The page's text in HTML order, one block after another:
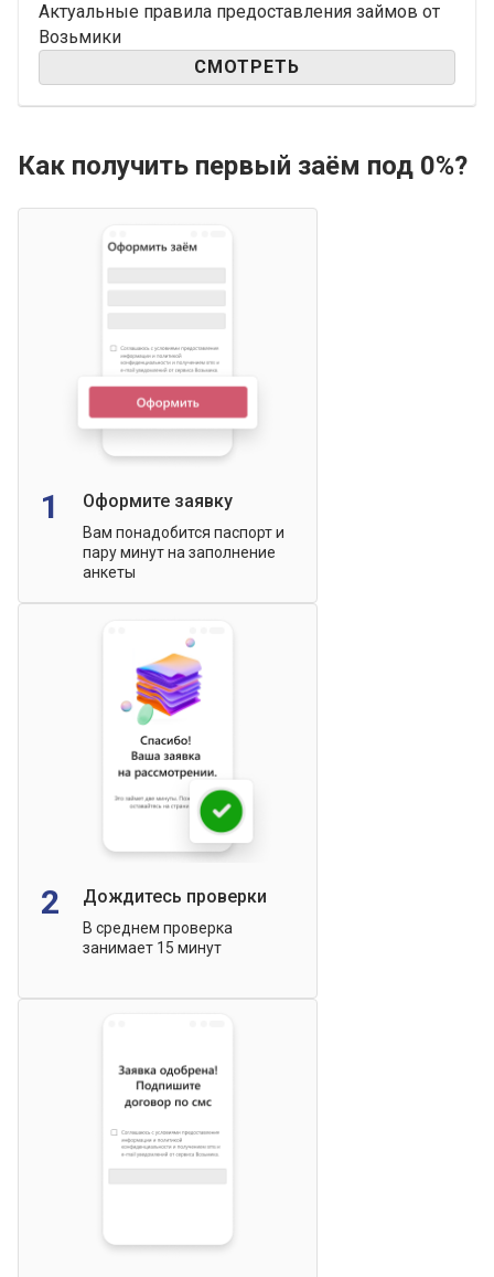
Актуальные правила предоставления займов от
Возьмики
СМОТРЕТЬ
Как получить первый заём под 0%?
1 Оформите заявку
Вам понадобится паспорт и
пару минут на заполнение
анкеты
2 Дождитесь проверки
В среднем проверка
занимает 15 минут